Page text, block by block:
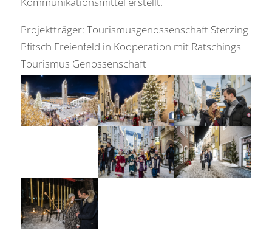
Projektträger: Tourismusgenossenschaft Sterzing
Pfitsch Freienfeld in Kooperation mit Ratschings
Tourismus Genossenschaft